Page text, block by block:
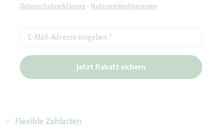
Datenschutzerklärung - Nutzungsbedingungen
E-Mail-Adresse eingeben *
Jetzt Rabatt sichern
Flexible Zahlarten